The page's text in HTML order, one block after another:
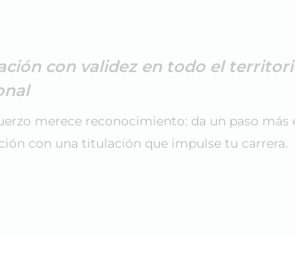
con validez en todo el
merece reconocimiento: da un paso más
con una titulación que impulse tu carrera.